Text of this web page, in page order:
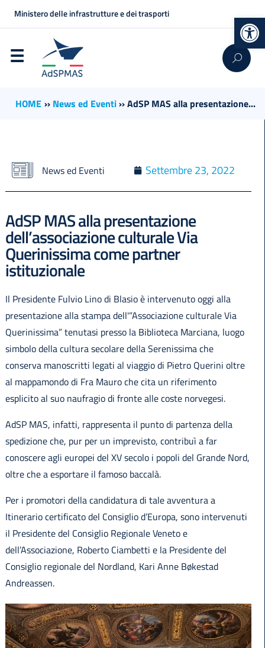
Ministero delle infrastrutture e dei trasporti
HOME ›› News ed Eventi››AdSP MAS alla presentazione...
News ed Eventi Settembre 23, 2022
AdSP MAS alla presentazione
dell’associazione culturale Via
Querinissima come partner
istituzionale
Il Presidente Fulvio Lino di Blasio è intervenuto oggi alla
presentazione alla stampa dell'”Associazione culturale Via
Querinissima” tenutasi presso la Biblioteca Marciana, luogo
simbolo della cultura secolare della Serenissima che
conserva manoscritti legati al viaggio di Pietro Querini oltre
al mappamondo di Fra Mauro che cita un riferimento
esplicito al suo naufragio di fronte alle coste norvegesi.
AdSP MAS, infatti, rappresenta il punto di partenza della
spedizione che, pur per un imprevisto, contribuì a far
conoscere agli europei del XV secolo i popoli del Grande Nord,
oltre che a esportare il famoso baccalà.
Per i promotori della candidatura di tale avventura a
Itinerario certificato del Consiglio d’Europa, sono intervenuti
il Presidente del Consiglio Regionale Veneto e
dell’Associazione, Roberto Ciambetti e la Presidente del
Consiglio regionale del Nordland, Kari Anne Bøkestad
Andreassen.